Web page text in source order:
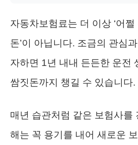
자동차보험료는 더 이상 ‘어
돈’이 아닙니다. 조금의 관심
자하면 1년 내내 든든한 운전
쌈짓돈까지 챙길 수 있습니다.
매년 습관처럼 같은 보험사를
해는 꼭 용기를 내어 새로운